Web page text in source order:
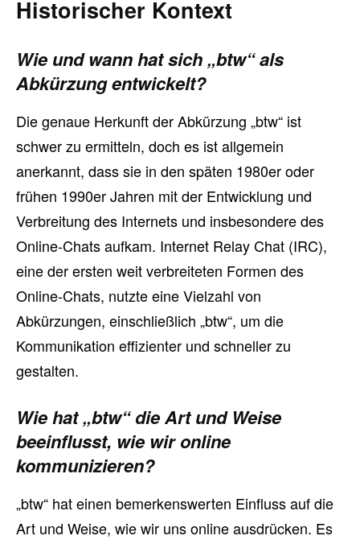
Historischer Kontext
Wie und wann hat sich „btw“ als
Abkürzung entwickelt?
Die genaue Herkunft der Abkürzung „btw“ ist
schwer zu ermitteln, doch es ist allgemein
anerkannt, dass sie in den späten 1980er oder
frühen 1990er Jahren mit der Entwicklung und
Verbreitung des Internets und insbesondere des
Online-Chats aufkam. Internet Relay Chat (IRC),
eine der ersten weit verbreiteten Formen des
Online-Chats, nutzte eine Vielzahl von
Abkürzungen, einschließlich „btw“, um die
Kommunikation effizienter und schneller zu
gestalten.
Wie hat „btw“ die Art und Weise
beeinflusst, wie wir online
kommunizieren?
„btw“ hat einen bemerkenswerten Einfluss auf die
Art und Weise, wie wir uns online ausdrücken. Es